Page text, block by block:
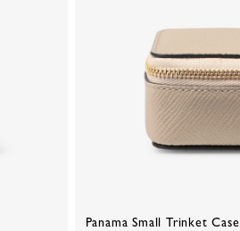
Panama Small Trinket Case